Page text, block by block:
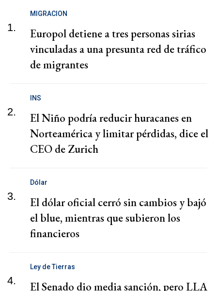
1.
MIGRACION
Europol detiene a tres personas sirias
vinculadas a una presunta red de tráfico
de migrantes
2.
INS
El Niño podría reducir huracanes en
Norteamérica y limitar pérdidas, dice el
CEO de Zurich
3.
Dólar
El dólar oficial cerró sin cambios y bajó
el blue, mientras que subieron los
financieros
4.
Ley de Tierras
El Senado dio media sanción, pero LLA